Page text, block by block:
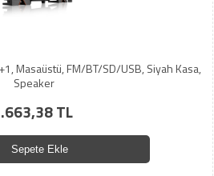
Masaüstü, FM/BT/SD/USB, Siyah Kasa,
Speaker
TL
Sepete Ekle